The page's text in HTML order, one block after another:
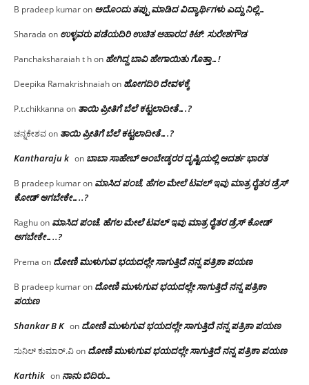
B pradeep kumaron ಅದೊಂದು ತಪ್ಪು ಮಾಡಿದ ವಿದ್ಯಾರ್ಥಿಗಳು ಎದ್ದು ನಿಲ್ಲಿ…
Sharada on ಉಳ್ಳವರು ಪಡೆಯದಿರಿ ಉಚಿತ ಆಹಾರದ ಕಿಟ್: ಸುರೇಶಗೌಡ
Panchaksharaiah t hon ಹೇಗಿದ್ದ ಬಾವಿ ಹೇಗಾಯಿತು ಗೊತ್ತಾ…!
Deepika Ramakrishnaiahon ಹೋಗದಿರಿ ದೇವಳಕ್ಕೆ
P.t.chikkanna on ತಾಯಿ ಪ್ರೀತಿಗೆ ಬೆಲೆ ಕಟ್ಟಲಾದೀತೆ….?
ಚನ್ನಕೇಶವon ತಾಯಿ ಪ್ರೀತಿಗೆ ಬೆಲೆ ಕಟ್ಟಲಾದೀತೆ….?
Kantharaju k on ಬಾಬಾ ಸಾಹೇಬ್ ಅಂಬೇಡ್ಕರರ ದೃಷ್ಟಿಯಲ್ಲಿ ಆದರ್ಶ ಭಾರತ
B pradeep kumaron ಮಾಸಿದ ಪಂಚೆ, ಹೆಗಲ ಮೇಲೆ ಟವಲ್‌ ಇವು ಮಾತ್ರ ರೈತರ ಡ್ರೆಸ್‌
ಕೋಡ್ ಆಗಬೇಕೇ…..?‌
Raghuon ಮಾಸಿದ ಪಂಚೆ, ಹೆಗಲ ಮೇಲೆ ಟವಲ್‌ ಇವು ಮಾತ್ರ ರೈತರ ಡ್ರೆಸ್‌ ಕೋಡ್
ಆಗಬೇಕೇ…..?‌
Prema on ದೋಣಿ ಮುಳುಗುವ ಭಯದಲ್ಲೇ ಸಾಗುತ್ತಿದೆ ನನ್ನ ಪತ್ರಿಕಾ ಪಯಣ
B pradeep kumaron ದೋಣಿ ಮುಳುಗುವ ಭಯದಲ್ಲೇ ಸಾಗುತ್ತಿದೆ ನನ್ನ ಪತ್ರಿಕಾ
ಪಯಣ
Shankar B K on ದೋಣಿ ಮುಳುಗುವ ಭಯದಲ್ಲೇ ಸಾಗುತ್ತಿದೆ ನನ್ನ ಪತ್ರಿಕಾ ಪಯಣ
ಸುನಿಲ್ ಕುಮಾರ್.ವಿon ದೋಣಿ ಮುಳುಗುವ ಭಯದಲ್ಲೇ ಸಾಗುತ್ತಿದೆ ನನ್ನ ಪತ್ರಿಕಾ ಪಯಣ
Karthik on ನಾನು ಬಿದಿರು…